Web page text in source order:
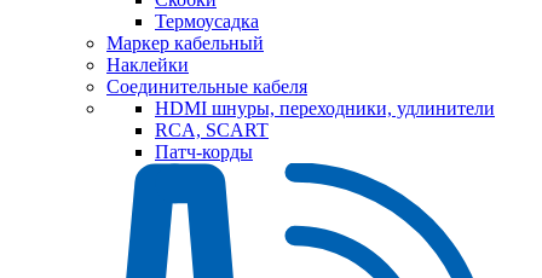
Термоусадка
Маркер кабельный
Наклейки
Соединительные кабеля
HDMI шнуры, переходники, удлинители
RCA, SCART
Патч-корды